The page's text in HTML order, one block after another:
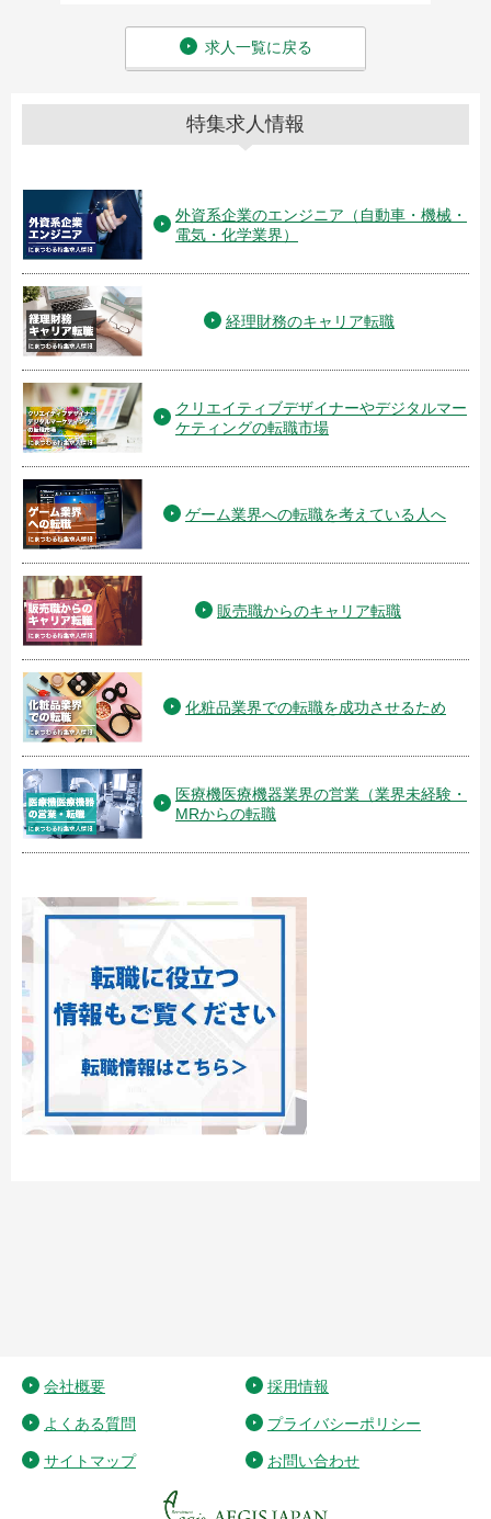
求人一覧に戻る
特集求人情報
外資系企業のエンジニア（自動車・機械・
電気・化学業界）
経理財務のキャリア転職
クリエイティブデザイナーやデジタルマー
ケティングの転職市場
ゲーム業界への転職を考えている人へ
販売職からのキャリア転職
化粧品業界での転職を成功させるため
医療機医療機器業界の営業（業界未経験・
MRからの転職
会社概要 採用情報
よくある質問 プライバシーポリシー
サイトマップ お問い合わせ